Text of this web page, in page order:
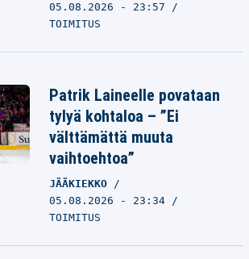
05.08.2026 - 23:57
TOIMITUS
Patrik Laineelle povataan
tylyä kohtaloa – ”Ei
välttämättä muuta
vaihtoehtoa”
JÄÄKIEKKO
05.08.2026 - 23:34
TOIMITUS